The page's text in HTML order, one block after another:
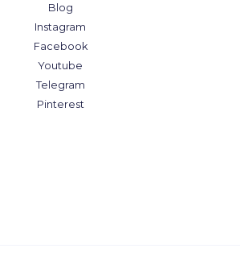
Blog
Instagram
Facebook
Youtube
Telegram
Pinterest